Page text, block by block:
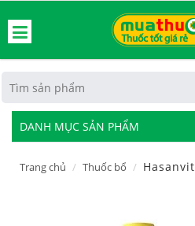
DANH MỤC SẢN PHẨM
Trang chủ Thuốc bổ Hasanvit